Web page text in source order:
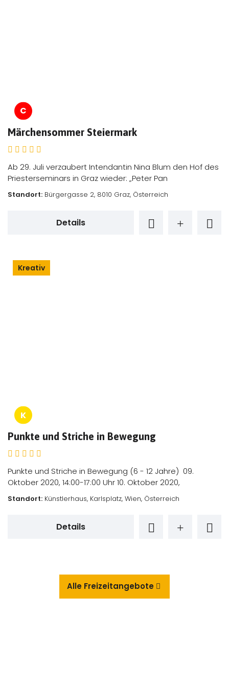
C
Märchensommer Steiermark
Ab 29. Juli verzaubert Intendantin Nina Blum den Hof des
Priesterseminars in Graz wieder: „Peter Pan
Standort: Bürgergasse 2, 8010 Graz, Österreich
Details
Kreativ
K
Punkte und Striche in Bewegung
Punkte und Striche in Bewegung (6 - 12 Jahre) 09.
Oktober 2020, 14:00-17:00 Uhr 10. Oktober 2020,
Standort: Künstlerhaus, Karlsplatz, Wien, Österreich
Details
Alle Freizeitangebote